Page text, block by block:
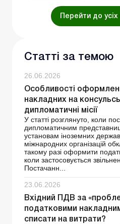
Перейти до усіх
Статті за темою
26.06.2026
Особливості
накладних на
дипломатичні місії
У статті розглянуто, коли
дипломатичним
установам іноземних
міжнародних організацій
такому разі оформити
коли застосовується
Постачанн...
23.06.2026
Вхідний ПДВ за
податковими
списати на витрати?